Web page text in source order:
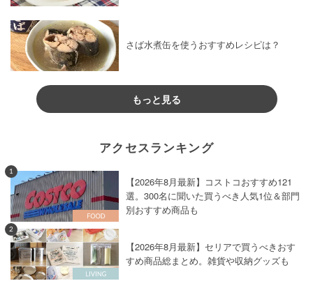
さば水煮缶を使うおすすめレシピは？
もっと見る
アクセスランキング
1
【2026年8月最新】コストコおすすめ121
選。300名に聞いた買うべき人気1位＆部門
別おすすめ商品も
2
【2026年8月最新】セリアで買うべきおす
すめ商品総まとめ。雑貨や収納グッズも